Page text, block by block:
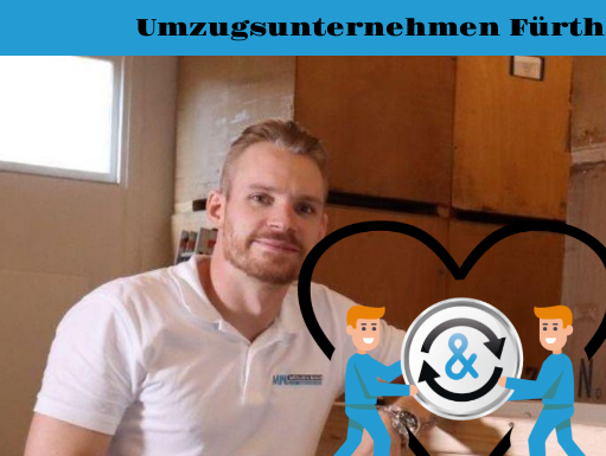
Umzugsunternehmen Fürth